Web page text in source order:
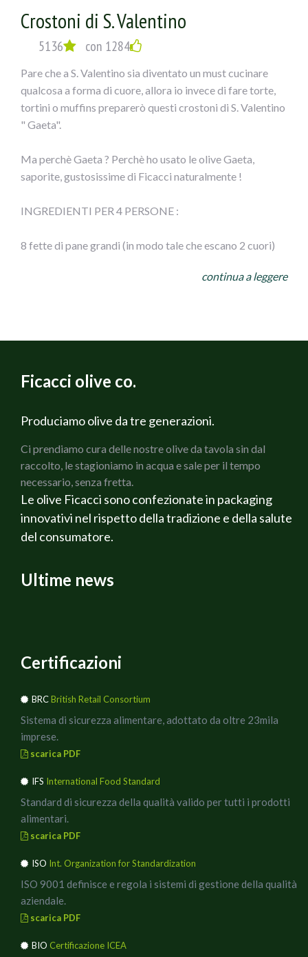
Crostoni di S. Valentino
5136 con 1284
Pare che a S. Valentino sia diventato un must cucinare
qualcosa a forma di cuore, allora io invece di fare torte,
tortini o muffins preparerò questi crostoni di S. Valentino
" Gaeta".
Ma perchè Gaeta ? Perchè ho usato le olive Gaeta,
saporite, gustosissime di Ficacci naturalmente !
INGREDIENTI PER 4 PERSONE :
8 fette di pane grandi (in modo tale che escano 2 cuori)
1 confezione da 170 gr di olive nere di Gaeta Ficacci
4 pomodori secchi sott’olio conditi
prezzemolo q.b.
origano
sale
pepe nero
ESECUZIONE :
il pepe.
3) Far raffreddare la salsa e nel frattempo snocciolare le
olive, lasciandone qualcuna per decorare e tritarle con i
pomodori secchi e il prezzemolo senza salare.
4) Disporre la salsa sui crostoni, poi coppare la
mozzarella con un cuore più piccolo e metterla sopra.
ancora più piccolo e aiutandosi con quello deporre sulla
mozzarella il pesto di olive.
6) Mettere i crostoni sotto al grill e lasciarli giusto il
continua a leggere
Ficacci olive co.
Produciamo olive da tre generazioni.
Ci prendiamo cura delle nostre olive da tavola sin dal
raccolto, le stagioniamo in acqua e sale per il tempo
necessario, senza fretta.
Le olive Ficacci sono confezionate in packaging
innovativi nel rispetto della tradizione e della salute
del consumatore.
Ultime news
Certificazioni
BRCBritish Retail Consortium
Sistema di sicurezza alimentare, adottato da oltre 23mila
imprese.
scarica PDF
IFS International Food Standard
Standard di sicurezza della qualità valido per tutti i prodotti
alimentari.
scarica PDF
ISO Int. Organization for Standardization
ISO 9001 definisce e regola i sistemi di gestione della qualità
aziendale.
scarica PDF
BIO Certificazione ICEA